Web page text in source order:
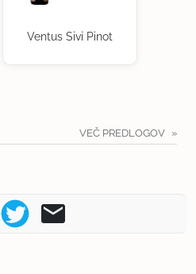
Ventus Sivi Pinot
VEČ PREDLOGOV